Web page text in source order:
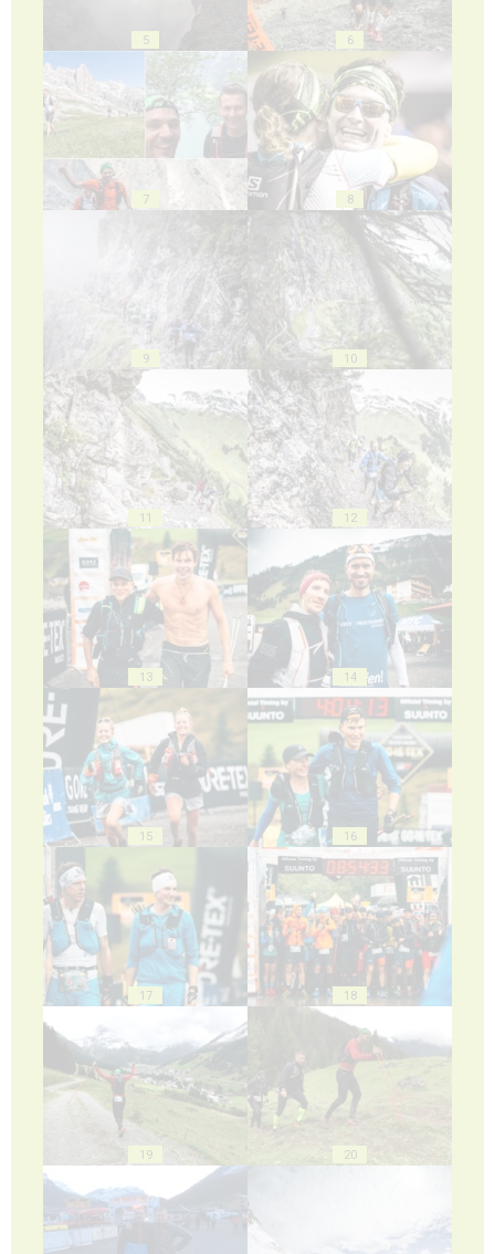
5 6
7 8
9 10
11 12
13 14
15 16
17 18
19 20